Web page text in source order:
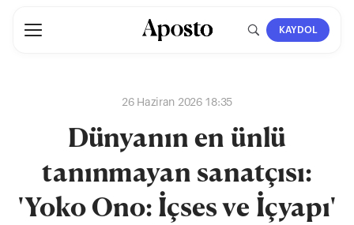
KAYDOL
26 Haziran 2026 18:35
Dünyanın en ünlü
tanınmayan sanatçısı:
'Yoko Ono: İçses ve İçyapı'